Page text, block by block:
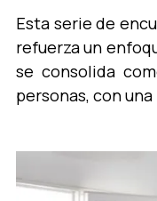
Esta serie de
refuerza un
se consolida
personas, con